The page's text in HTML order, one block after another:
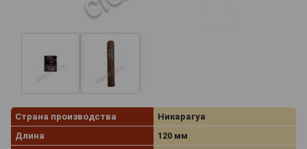
Страна производства
Никарагуа
Длина
120 мм